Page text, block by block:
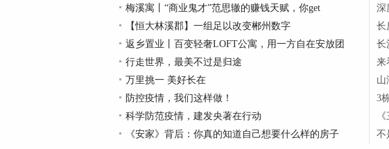
梅溪寓丨“商业鬼才”范思辙的赚钱天赋，你get
【恒大林溪郡】一组足以改变郴州数字
返乡置业丨百变轻奢LOFT公寓，用一方自在安放团
行走世界，最美不过是归途
万里挑一 美好长在
防控疫情，我们这样做！
科学防范疫情，建发央著在行动
《安家》背后：你真的知道自己想要什么样的房子
深
长
长
来
山
3
不